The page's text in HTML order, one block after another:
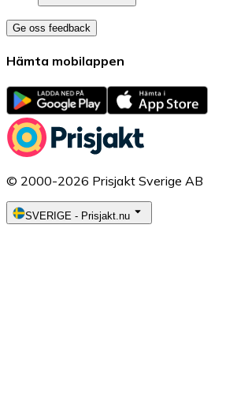
Ge oss feedback
Hämta mobilappen
© 2000-2026 Prisjakt Sverige AB
SVERIGE - Prisjakt.nu